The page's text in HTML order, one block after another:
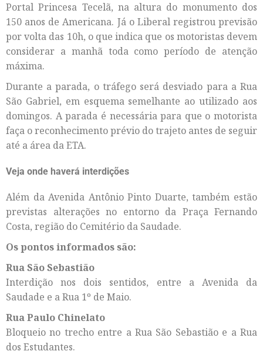
Portal Princesa Tecelã, na altura do monumento dos
150 anos de Americana. Já o Liberal registrou previsão
por volta das 10h, o que indica que os motoristas devem
considerar a manhã toda como período de atenção
máxima.
Durante a parada, o tráfego será desviado para a Rua
São Gabriel, em esquema semelhante ao utilizado aos
domingos. A parada é necessária para que o motorista
faça o reconhecimento prévio do trajeto antes de seguir
até a área da ETA.
Veja onde haverá interdições
Além da Avenida Antônio Pinto Duarte, também estão
previstas alterações no entorno da Praça Fernando
Costa, região do Cemitério da Saudade.
Os pontos informados são:
Rua São Sebastião
Interdição nos dois sentidos, entre a Avenida da
Saudade e a Rua 1º de Maio.
Rua Paulo Chinelato
Bloqueio no trecho entre a Rua São Sebastião e a Rua
dos Estudantes.